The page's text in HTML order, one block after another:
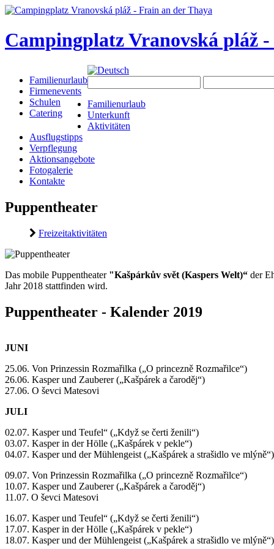
Campingplatz Vranovská pláž
Familienurlaub
Firmenevents
Schulen
Catering
Familienurlaub
Unterkunft
Aktivitäten
Ausflugstipps
Verpflegung
Aktionsangebote
Fotogalerie
Kontakte
Puppentheater
Freizeitaktivitäten
Das mobile Puppentheater "Kašpárkův svět (Kaspers Welt)“ der
Jahr 2018 stattfinden wird.
Puppentheater - Kalender 2019
JUNI
25.06. Von Prinzessin Rozmařilka („O princezně Rozmařilce“)
26.06. Kasper und Zauberer („Kašpárek a čaroděj“)
27.06. O ševci Matesovi
JULI
02.07. Kasper und Teufel“ („Když se čerti ženili“)
03.07. Kasper in der Hölle („Kašpárek v pekle“)
04.07. Kasper und der Mühlengeist („Kašpárek a strašidlo ve mlýně“)
09.07. Von Prinzessin Rozmařilka („O princezně Rozmařilce“)
10.07. Kasper und Zauberer („Kašpárek a čaroděj“)
11.07. O ševci Matesovi
16.07. Kasper und Teufel“ („Když se čerti ženili“)
17.07. Kasper in der Hölle („Kašpárek v pekle“)
18.07. Kasper und der Mühlengeist („Kašpárek a strašidlo ve mlýně“)